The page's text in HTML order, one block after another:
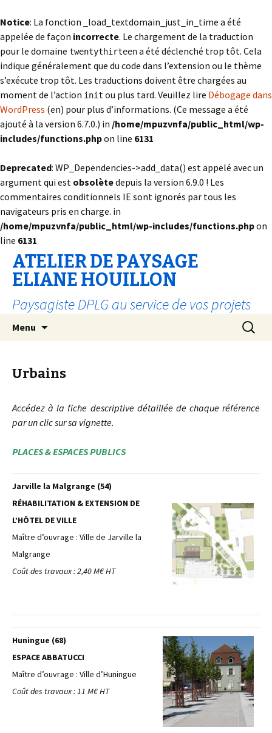
Notice: La fonction _load_textdomain_just_in_time a été
appelée de façon incorrecte. Le chargement de la traduction
pour le domaine twentythirteena été déclenché trop tôt. Cela
indique généralement que du code dans l’extension ou le thème
s’exécute trop tôt. Les traductions doivent être chargées au
moment de l’action init ou plus tard. Veuillez lire Débogage dans
WordPress (en) pour plus d’informations. (Ce message a été
ajouté à la version 6.7.0.) in /home/mpuzvnfa/public_html/wp-
includes/functions.phpon line 6131
Deprecated: WP_Dependencies->add_data() est appelé avec un
argument qui est obsolètedepuis la version 6.9.0 ! Les
commentaires conditionnels IE sont ignorés par tous les
navigateurs pris en charge. in
/home/mpuzvnfa/public_html/wp-includes/functions.phpon
line 6131
ATELIER DE PAYSAGE
ELIANE HOUILLON
Paysagiste DPLG au service de vos projets
Menu
Urbains
Accédez à la fiche descriptive détaillée de chaque référence
par un clic sur sa vignette.
PLACES & ESPACES PUBLICS
Jarville la Malgrange (54)
RÉHABILITATION & EXTENSION DE
L’HÔTEL DE VILLE
Maître d’ouvrage : Ville de Jarville la
Malgrange
Coût des travaux : 2,40 M€ HT
Huningue (68)
ESPACE ABBATUCCI
Maître d’ouvrage : Ville d’Huningue
Coût des travaux : 11 M€ HT